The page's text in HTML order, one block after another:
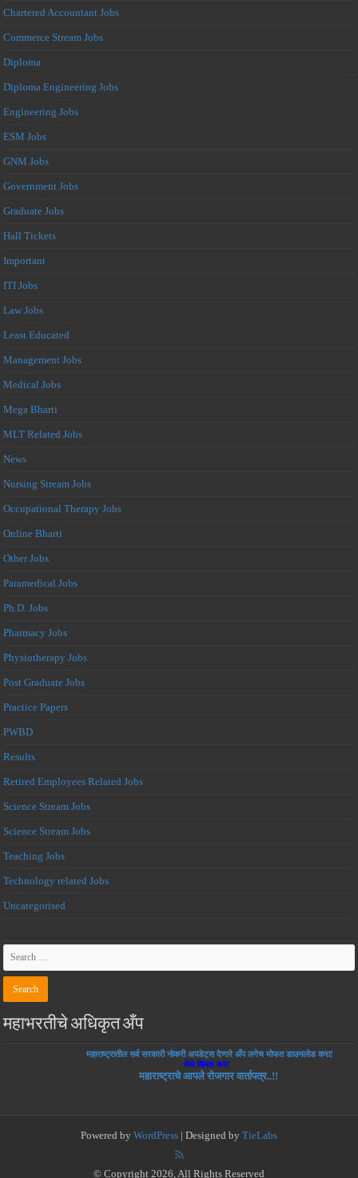
Chartered Accountant Jobs
Commerce Stream Jobs
Diploma
Diploma Engineering Jobs
Engineering Jobs
ESM Jobs
GNM Jobs
Government Jobs
Graduate Jobs
Hall Tickets
Important
ITI Jobs
Law Jobs
Least Educated
Management Jobs
Medical Jobs
Mega Bharti
MLT Related Jobs
News
Nursing Stream Jobs
Occupational Therapy Jobs
Online Bharti
Other Jobs
Paramedical Jobs
Ph.D. Jobs
Pharmacy Jobs
Physiotherapy Jobs
Post Graduate Jobs
Practice Papers
PWBD
Results
Retired Employees Related Jobs
Science Stream Jobs
Science Stream Jobs
Teaching Jobs
Technology related Jobs
Uncategorised
महाभरतीचे अधिकृत अँप
महाराष्ट्रातील सर्व सरकारी नोकरी अपडेट्स देणारे अँप लगेच मोफत डाउनलोड करा!
येथे क्लिक करा
महाराष्ट्राचे आपले रोजगार वार्तापत्र..!!
Powered by WordPress | Designed by TieLabs
© Copyright 2026, All Rights Reserved